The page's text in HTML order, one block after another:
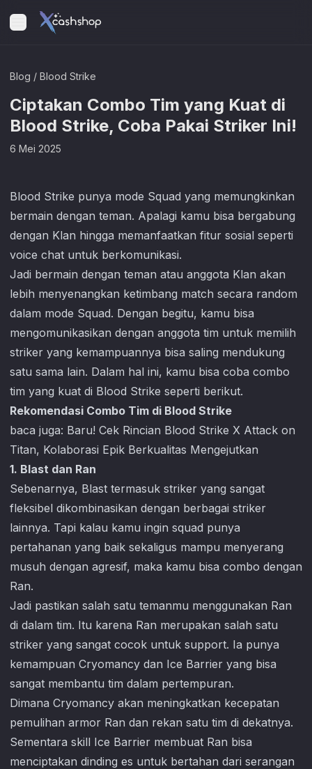
Blog / Blood Strike
Ciptakan Combo Tim yang Kuat di
Blood Strike, Coba Pakai Striker Ini!
6 Mei 2025
Blood Strike punya mode Squad yang memungkinkan
bermain dengan teman. Apalagi kamu bisa bergabung
dengan Klan hingga memanfaatkan fitur sosial seperti
voice chat untuk berkomunikasi.
Jadi bermain dengan teman atau anggota Klan akan
lebih menyenangkan ketimbang match secara random
dalam mode Squad. Dengan begitu, kamu bisa
mengomunikasikan dengan anggota tim untuk memilih
striker yang kemampuannya bisa saling mendukung
satu sama lain. Dalam hal ini, kamu bisa coba combo
tim yang kuat di Blood Strike seperti berikut.
Rekomendasi Combo Tim di Blood Strike
baca juga: Baru! Cek Rincian Blood Strike X Attack on
Titan, Kolaborasi Epik Berkualitas Mengejutkan
1. Blast dan Ran
Sebenarnya, Blast termasuk striker yang sangat
fleksibel dikombinasikan dengan berbagai striker
lainnya. Tapi kalau kamu ingin squad punya
pertahanan yang baik sekaligus mampu menyerang
musuh dengan agresif, maka kamu bisa combo dengan
Ran.
Jadi pastikan salah satu temanmu menggunakan Ran
di dalam tim. Itu karena Ran merupakan salah satu
striker yang sangat cocok untuk support. Ia punya
kemampuan Cryomancy dan Ice Barrier yang bisa
sangat membantu tim dalam pertempuran.
Dimana Cryomancy akan meningkatkan kecepatan
pemulihan armor Ran dan rekan satu tim di dekatnya.
Sementara skill Ice Barrier membuat Ran bisa
menciptakan dinding es untuk bertahan dari serangan